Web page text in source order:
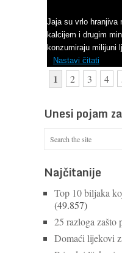
Jaja su vrlo hranjiva
kalcijem i drugim
konzumiraju milijuni
Nastavi čitati
1 2 3 4
Unesi pojam
Najčitanije
Top 10 biljaka
(49.857)
25 razloga zašto
Domaći lijekovi